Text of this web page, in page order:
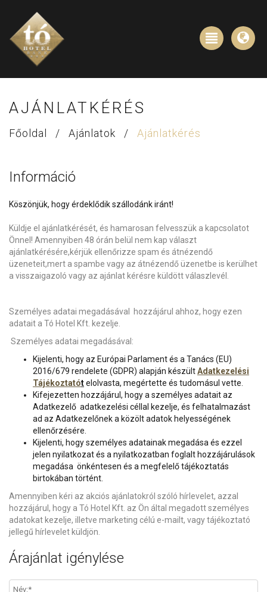
AJÁNLATKÉRÉS
Főoldal / Ajánlatok / Ajánlatkérés
Információ
Köszönjük, hogy érdeklődik szállodánk iránt!
Küldje el ajánlatkérését, és hamarosan felvesszük a kapcsolatot
Önnel! Amennyiben 48 órán belül nem kap választ
ajánlatkérésére,kérjük ellenőrizze spam és átnézendő
üzeneteit,mert a spambe vagy az átnézendő üzenetbe is kerülhet
a visszaigazoló vagy az ajánlat kérésre küldött válaszlevél.
Személyes adatai megadásával hozzájárul ahhoz, hogy ezen
adatait a Tó Hotel Kft. kezelje.
Személyes adatai megadásával:
Kijelenti, hogy az Európai Parlament és a Tanács (EU)
2016/679 rendelete (GDPR) alapján készültAdatkezelési
Tájékoztatótelolvasta, megértette és tudomásul vette.
Kifejezetten hozzájárul, hogy a személyes adatait az
Adatkezelő adatkezelési céllal kezelje, és felhatalmazást
ad az Adatkezelőnek a közölt adatok helyességének
ellenőrzésére.
Kijelenti, hogy személyes adatainak megadása és ezzel
jelen nyilatkozat és a nyilatkozatban foglalt hozzájárulások
megadása önkéntesen és a megfelelő tájékoztatás
birtokában történt.
Amennyiben kéri az akciós ajánlatokról szóló hírlevelet, azzal
hozzájárul, hogy a Tó Hotel Kft. az Ön által megadott személyes
adatokat kezelje, illetve marketing célú e-mailt, vagy tájékoztató
jellegű hírlevelet küldjön.
Árajánlat igénylése